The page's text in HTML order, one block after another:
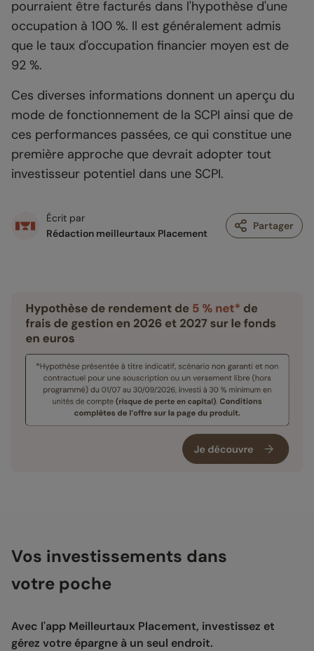
pourraient être facturés dans l'hypothèse d'une
occupation à 100 %. Il est généralement admis
que le taux d'occupation financier moyen est de
92 %.
Ces diverses informations donnent un aperçu du
mode de fonctionnement de la SCPI ainsi que de
ces performances passées, ce qui constitue une
première approche que devrait adopter tout
investisseur potentiel dans une SCPI.
Écrit par
Rédaction meilleurtaux Placement
Partager
Vos investissements dans
votre poche
Avec l'app Meilleurtaux Placement, investissez et
gérez votre épargne à un seul endroit.